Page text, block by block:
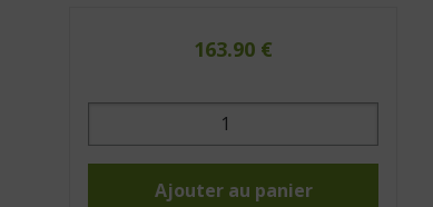
163.90 €
quantité
neo
Ajouter au panier